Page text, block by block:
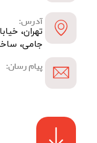
آدرس:
تهران،
جامی،
پیام رسان: